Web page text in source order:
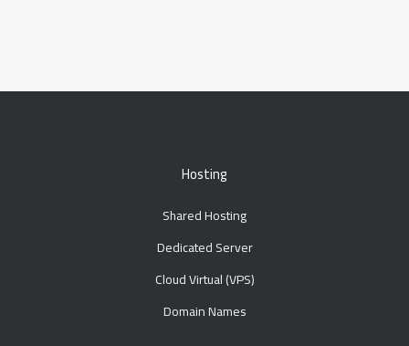
Hosting
Shared Hosting
Dedicated Server
Cloud Virtual (VPS)
Domain Names